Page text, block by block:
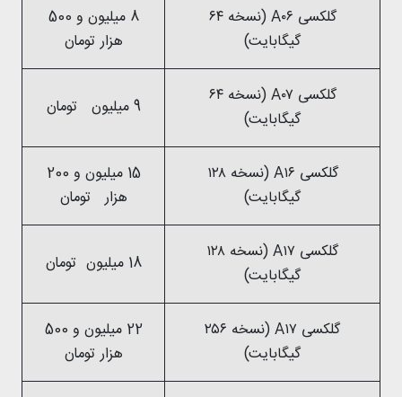
گلکسی A۰۶ (نسخه ۶۴
گیگابایت)
8 میلیون و 500
هزار تومان
گلکسی A۰۷ (نسخه ۶۴
گیگابایت)
9 میلیون تومان
گلکسی A۱۶ (نسخه ۱۲۸
گیگابایت)
15 میلیون و 200
هزار تومان
گلکسی A۱۷ (نسخه ۱۲۸
گیگابایت)
18 میلیون تومان
گلکسی A۱۷ (نسخه ۲۵۶
گیگابایت)
22 میلیون و 500
هزار تومان